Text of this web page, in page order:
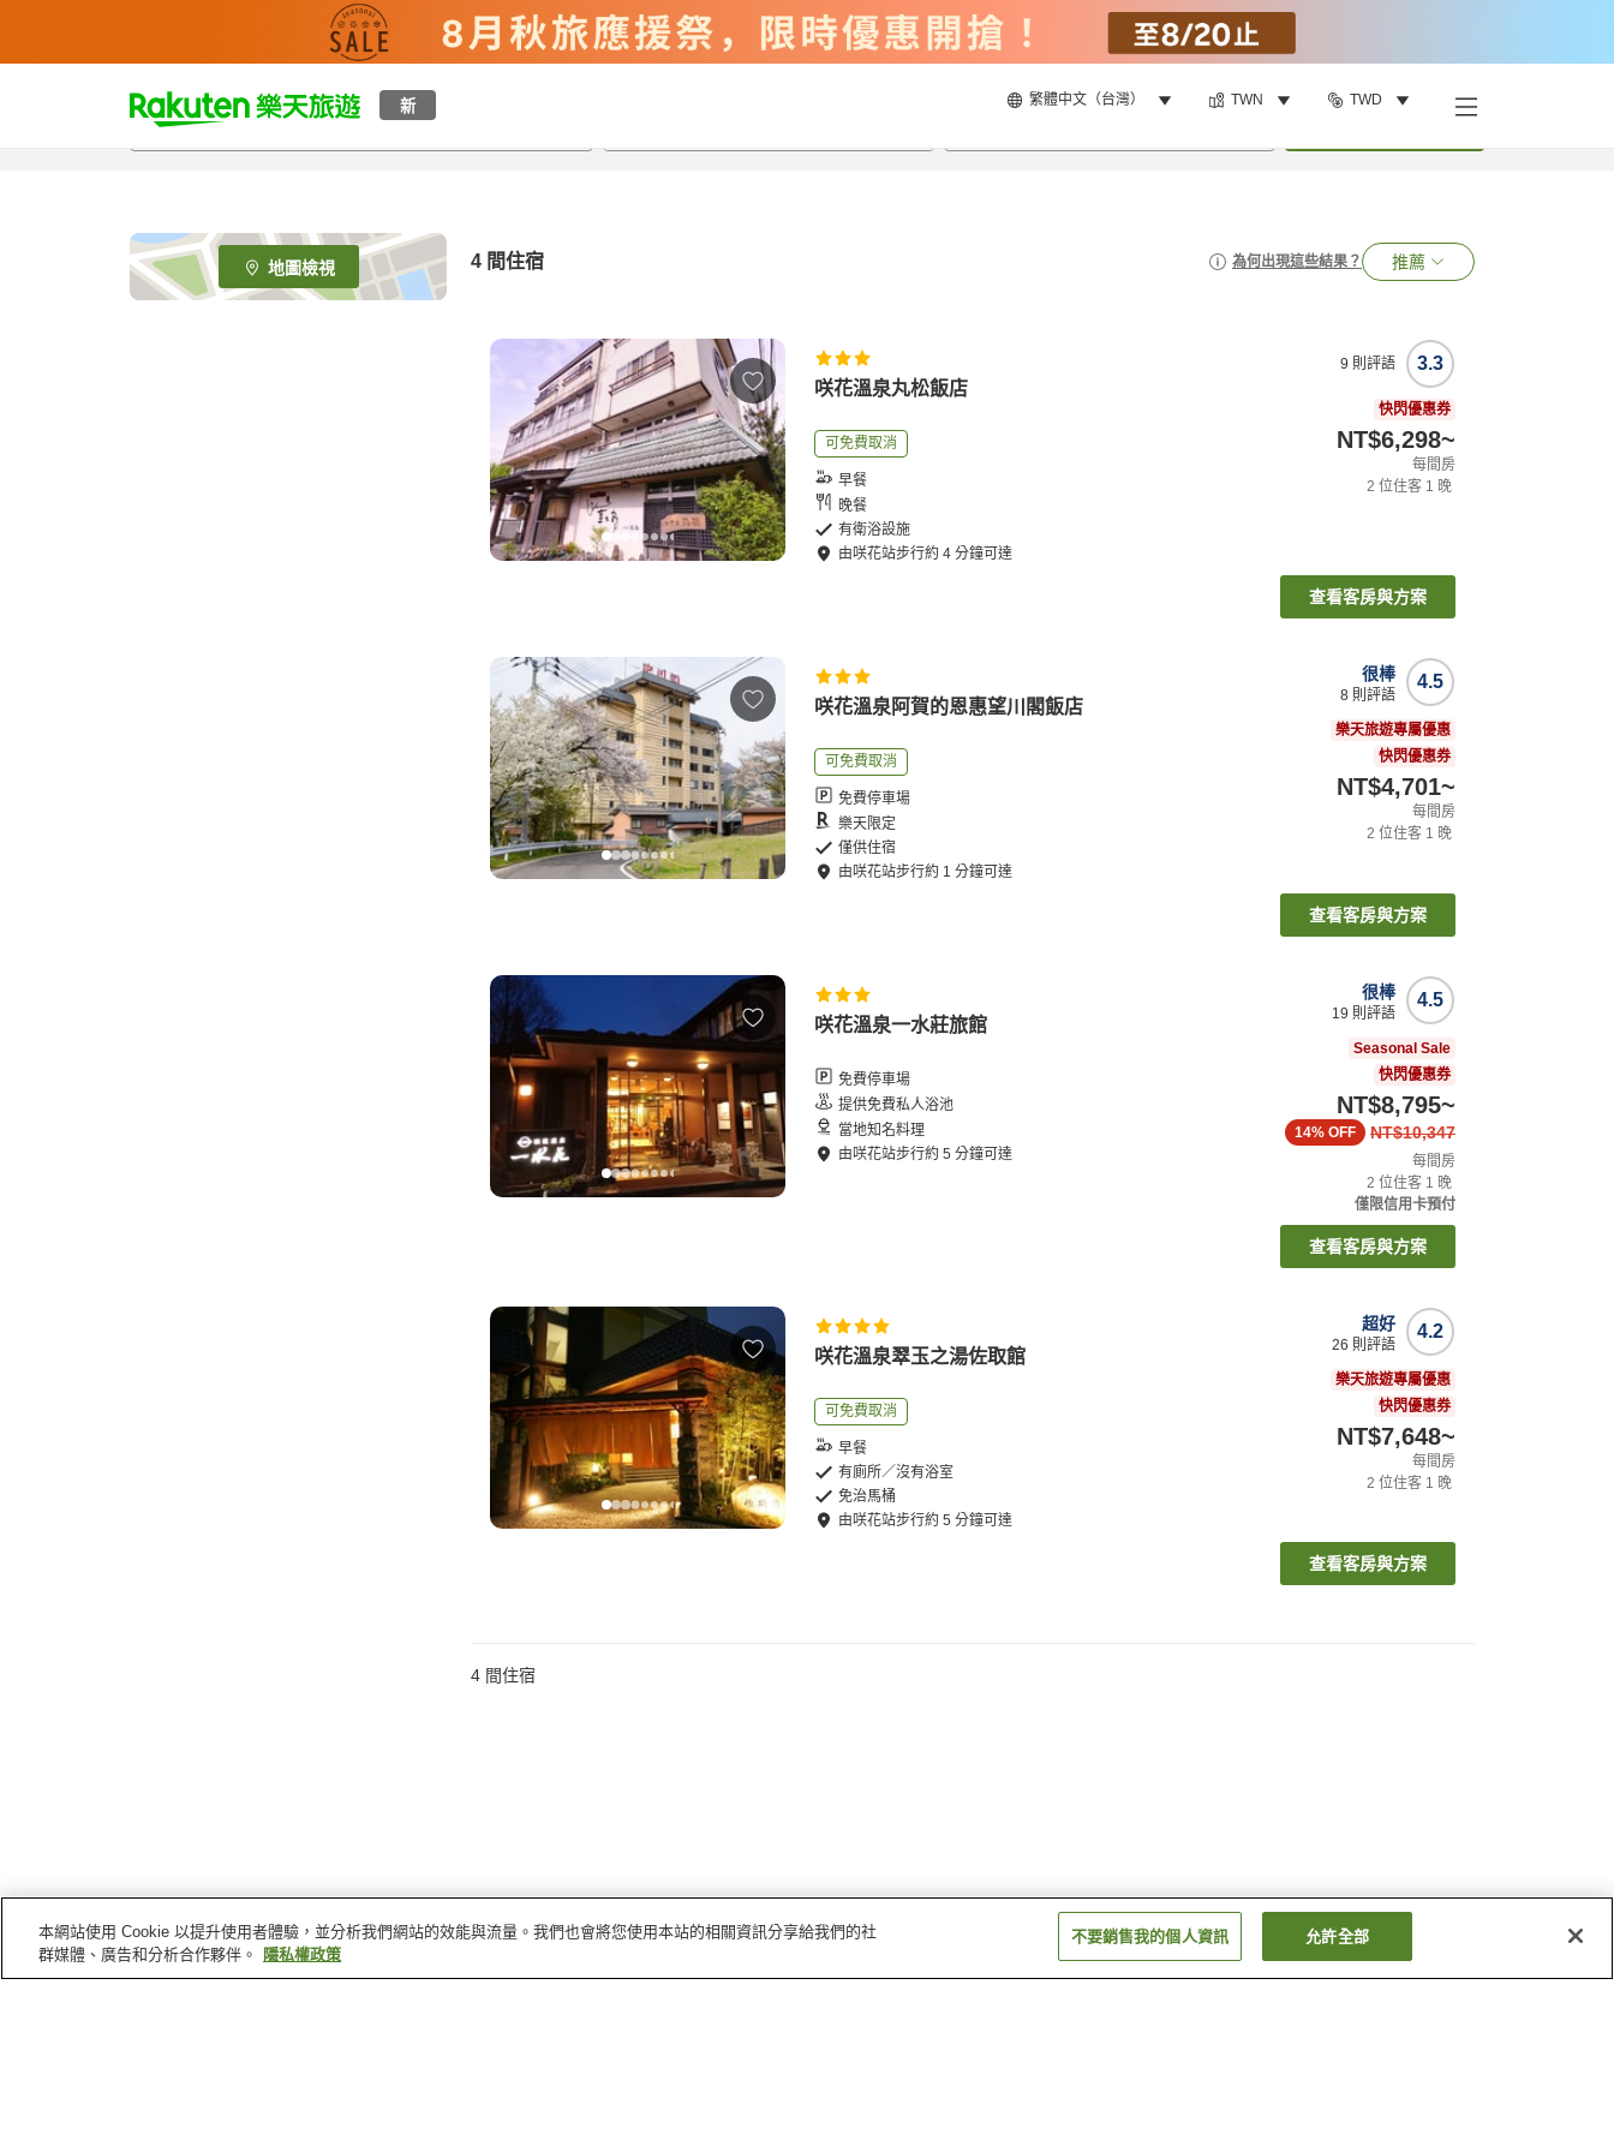
新 繁體中文（台灣） TWN TWD
t
p
e
_
s
地圖檢視 4 間住宿 為何出現這些結果？ 推薦
咲花溫泉丸松飯店
可免費取消
早餐
晚餐
有衛浴設施
由咲花站步行約4 分鐘可達
3.3
9 則評語
快閃優惠券
NT$6,298~
每間房
2 位住客 1 晚
查看客房與方案
咲花溫泉阿賀的恩惠望川閣飯店
可免費取消
免費停車場
樂天限定
僅供住宿
由咲花站步行約 1 分鐘可達
4.5
很棒
8 則評語
樂天旅遊專屬優惠
快閃優惠券
NT$4,701~
每間房
2 位住客 1 晚
查看客房與方案
咲花溫泉一水莊旅館
免費停車場
提供免費私人浴池
當地知名料理
由咲花站步行約5 分鐘可達
4.5
很棒
19 則評語
Seasonal Sale
快閃優惠券
NT$8,795~
NT$10,347
14% OFF
每間房
2 位住客 1 晚
僅限信用卡預付
查看客房與方案
咲花溫泉翠玉之湯佐取館
可免費取消
早餐
有廁所／沒有浴室
免治馬桶
由咲花站步行約5 分鐘可達
4.2
超好
26 則評語
樂天旅遊專屬優惠
快閃優惠券
NT$7,648~
每間房
2 位住客 1 晚
查看客房與方案
4 間住宿
本網站使用 Cookie 以提升使用者體驗，並分析我們網站的效能與流量。我們也會將您使用本站的相關資訊分享給我們的社
群媒體、廣告和分析合作夥伴。
隱私權政策
不要銷售我的個人資訊 允許全部